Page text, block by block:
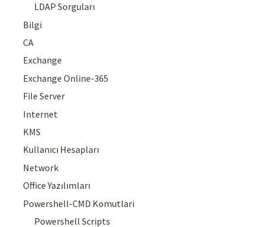
LDAP Sorguları
Bilgi
CA
Exchange
Exchange Online-365
File Server
Internet
KMS
Kullanıcı Hesapları
Network
Office Yazılımları
Powershell-CMD Komutlari
Powershell Scripts